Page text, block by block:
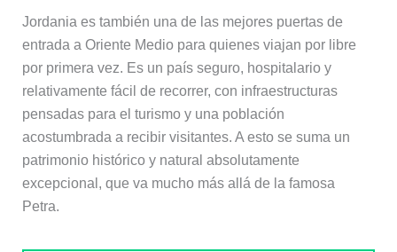
Jordania es también una de las mejores puertas de
entrada a Oriente Medio para quienes viajan por libre
por primera vez. Es un país seguro, hospitalario y
relativamente fácil de recorrer, con infraestructuras
pensadas para el turismo y una población
acostumbrada a recibir visitantes. A esto se suma un
patrimonio histórico y natural absolutamente
excepcional, que va mucho más allá de la famosa
Petra.